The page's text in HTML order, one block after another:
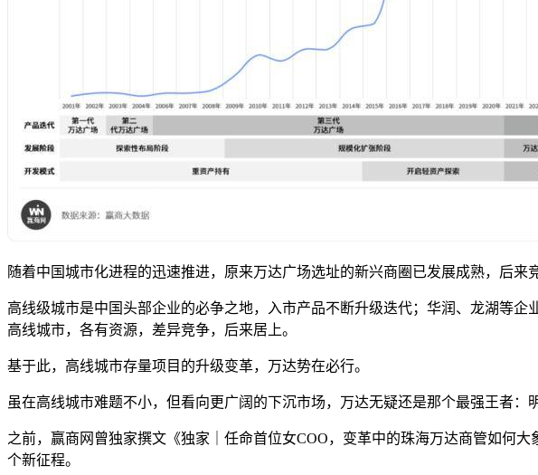
随着中国城市化进程的迅速推进，原来万达广场选址的新兴商圈已发展成熟，后来
高线级城市是中国头部企业的必争之地，入市产品不断升级迭代；华润、龙湖等
高线城市，各有资源，差异竞争，后来居上。
基于此，高线城市存量项目的升级变革，万达势在必行。
虽在高线城市难题不小，但看向更广阔的下沉市场，万达无疑还是那个最强王者
之前，赢商网曾独家撰文《独家｜任命首位女COO，变革中的珠海万达商管如何
个新征程。